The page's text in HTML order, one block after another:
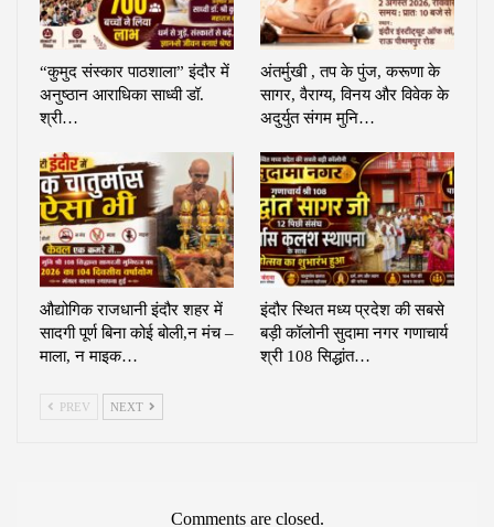
“कुमुद संस्कार पाठशाला” इंदौर में
अनुष्ठान आराधिका साध्वी डॉ.
श्री…
अंतर्मुखी , तप के पुंज, करूणा के
सागर, वैराग्य, विनय और विवेक के
अदुर्युत संगम मुनि…
औद्योगिक राजधानी इंदौर शहर में
सादगी पूर्ण बिना कोई बोली,न मंच –
माला, न माइक…
इंदौर स्थित मध्य प्रदेश की सबसे
बड़ी कॉलोनी सुदामा नगर गणाचार्य
श्री 108 सिद्धांत…
PREV NEXT
Comments are closed.